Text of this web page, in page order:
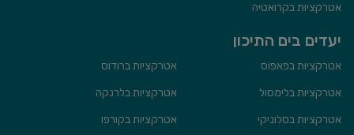
אטרקציות בקרואטיה
יעדים בים התיכון
אטרקציות בפאפוס
אטרקציות ברודוס
אטרקציות בלימסול
אטרקציות בלרנקה
אטרקציות בסלוניקי
אטרקציות בקורפו